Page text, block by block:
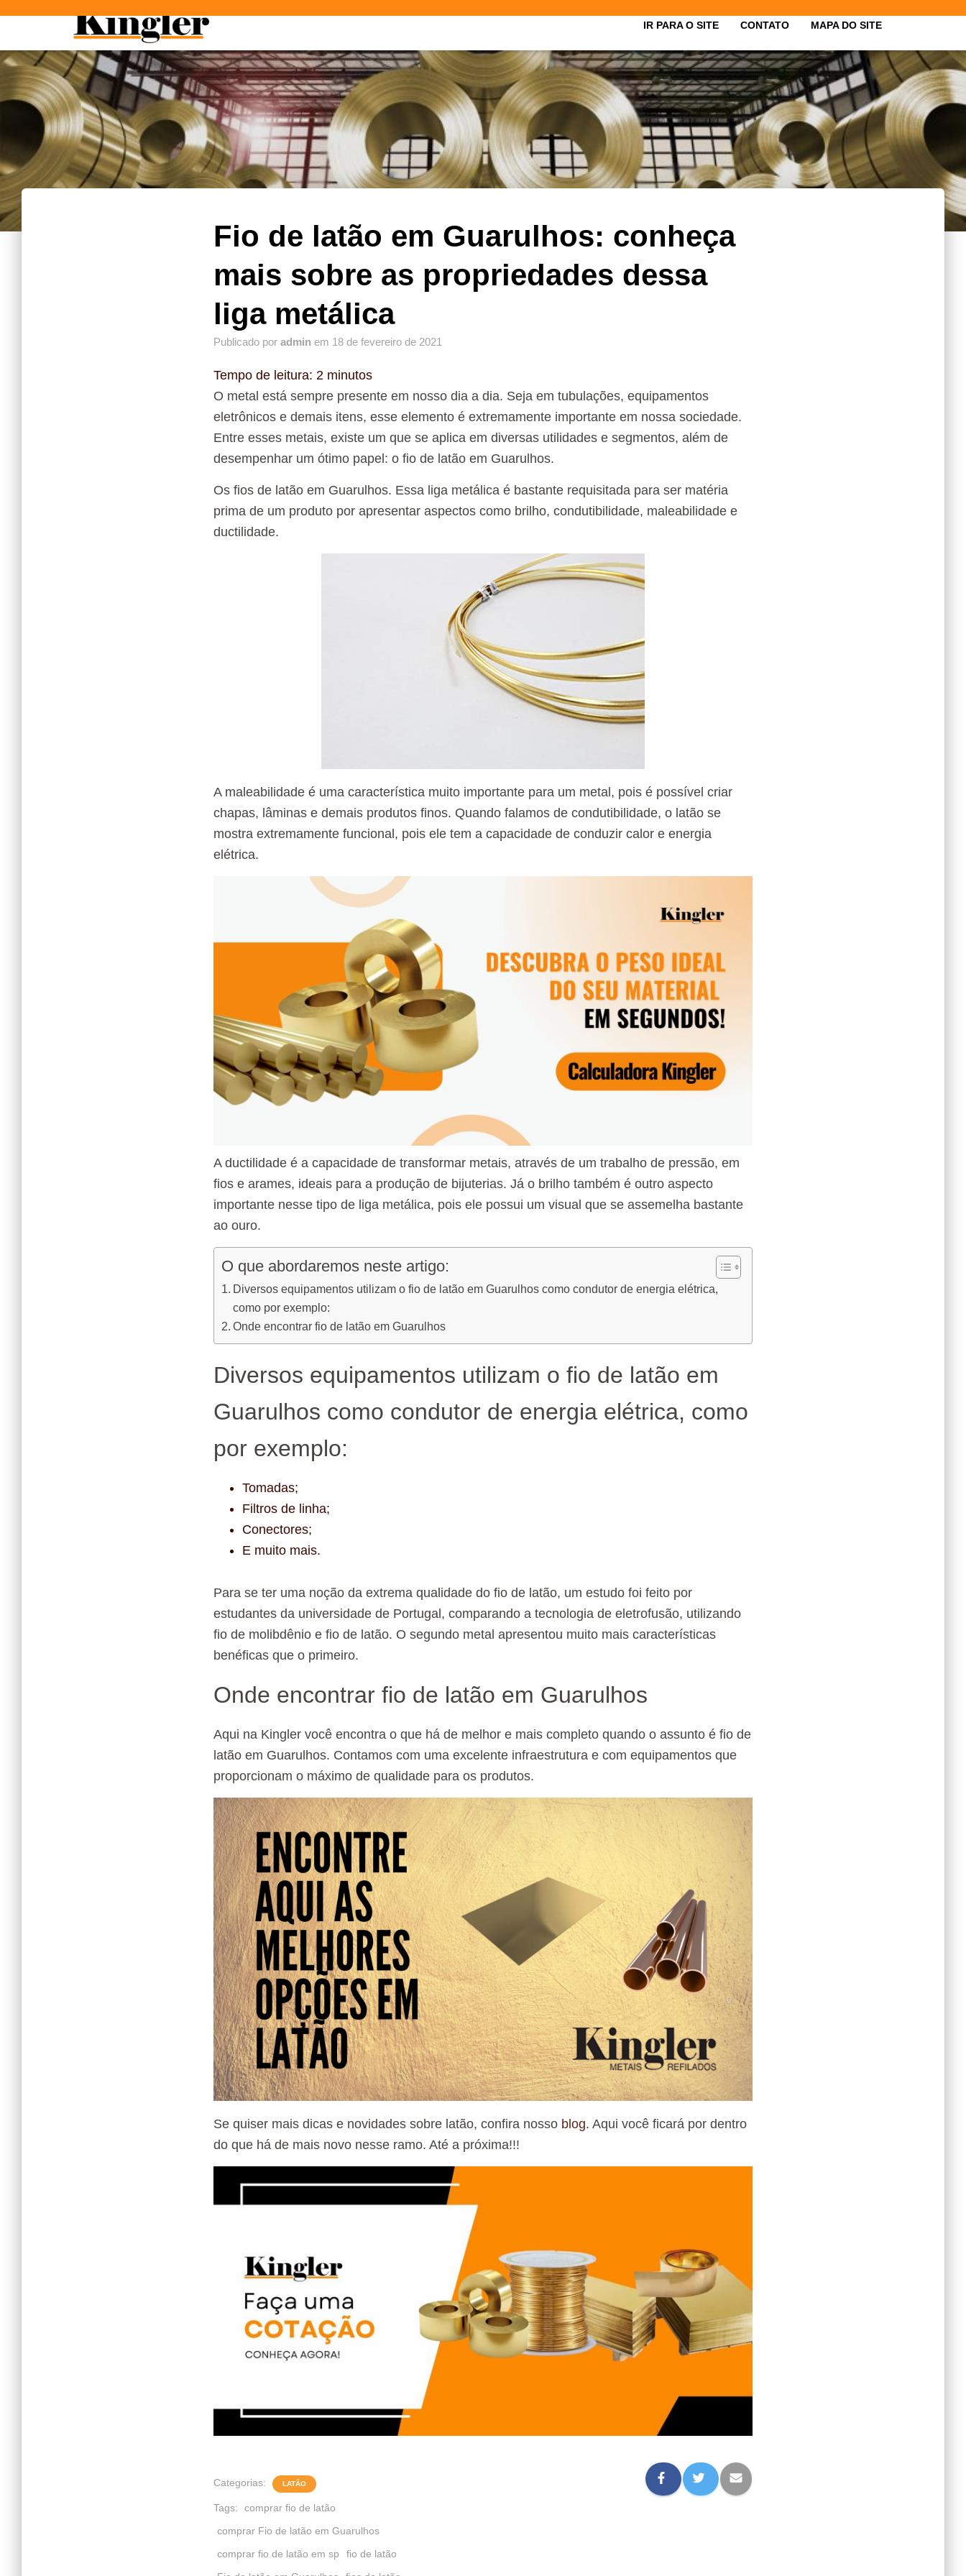
IR PARA O SITE
CONTATO MAPA DO SITE
Fio de latão em Guarulhos: conheça
mais sobre as propriedades dessa
liga metálica
Publicado por admin em 18 de fevereiro de 2021
Tempo de leitura: 2 minutos
O metal está sempre presente em nosso dia a dia. Seja em tubulações, equipamentos
eletrônicos e demais itens, esse elemento é extremamente importante em nossa sociedade.
Entre esses metais, existe um que se aplica em diversas utilidades e segmentos, além de
desempenhar um ótimo papel: o fio de latão em Guarulhos.
Os fios de latão em Guarulhos. Essa liga metálica é bastante requisitada para ser matéria
prima de um produto por apresentar aspectos como brilho, condutibilidade, maleabilidade e
ductilidade.
A maleabilidade é uma característica muito importante para um metal, pois é possível criar
chapas, lâminas e demais produtos finos. Quando falamos de condutibilidade, o latão se
mostra extremamente funcional, pois ele tem a capacidade de conduzir calor e energia
elétrica.
A ductilidade é a capacidade de transformar metais, através de um trabalho de pressão, em
fios e arames, ideais para a produção de bijuterias. Já o brilho também é outro aspecto
importante nesse tipo de liga metálica, pois ele possui um visual que se assemelha bastante
ao ouro.
O que abordaremos neste artigo:
Diversos equipamentos utilizam o fio de latão em Guarulhos como condutor de energia elétrica,
como por exemplo:
Onde encontrar fio de latão em Guarulhos
Diversos equipamentos utilizam o fio de latão em
Guarulhos como condutor de energia elétrica, como
por exemplo:
Tomadas;
Filtros de linha;
Conectores;
E muito mais.
Para se ter uma noção da extrema qualidade do fio de latão, um estudo foi feito por
estudantes da universidade de Portugal, comparando a tecnologia de eletrofusão, utilizando
fio de molibdênio e fio de latão. O segundo metal apresentou muito mais características
benéficas que o primeiro.
Onde encontrar fio de latão em Guarulhos
Aqui na Kingler você encontra o que há de melhor e mais completo quando o assunto é fio de
latão em Guarulhos. Contamos com uma excelente infraestrutura e com equipamentos que
proporcionam o máximo de qualidade para os produtos.
Se quiser mais dicas e novidades sobre latão, confira nosso blog. Aqui você ficará por dentro
do que há de mais novo nesse ramo. Até a próxima!!!
Categorias: LATÃO
Tags:
comprar fio de latão
comprar Fio de latão em Guarulhos
comprar fio de latão em sp
fio de latão